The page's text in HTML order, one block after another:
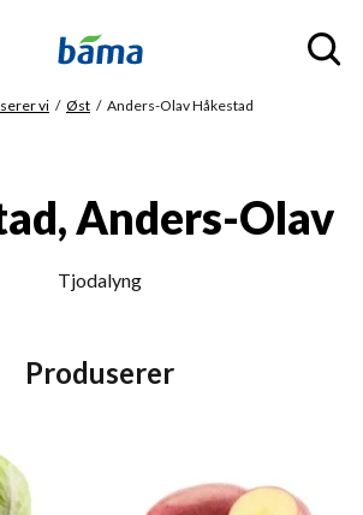
vi Øst Anders-Olav Håkestad
Anders-Olav
Tjodalyng
Produserer